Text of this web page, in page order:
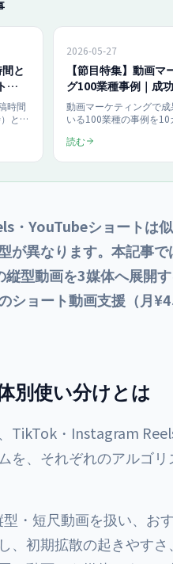
と
時間
と投
の
2026-05-27
【節目特集】動画マ
グ100業種事例｜成
総まとめ【2026年5
動画マーケティングで
いる100業種の事例を10
医療・士業・製造業・教
で2026年5月最新版で網
読む
YouTubeショートは
が異なります。本記事で
縦型動画を3媒体へ展開
ショート動画支援（月
別使い分けとは
TikTok・Instagram
を、それぞれのアルゴ
・短尺動画を扱い、お
、初期拡散の起きやす